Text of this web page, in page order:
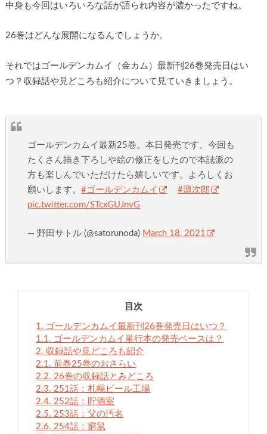
中身も今回はいろいろな話が語られ内容が濃かったですね。
26巻はどんな展開になるんでしょうか。
それではゴールデンカムイ（金カム）最新刊26巻発売日はい
つ？収録話や見どころも紹介について見ていきましょう。
ゴールデンカムイ最新25巻。本日発売です。今回も
たくさん描き下ろしや絵の修正をしたので本誌派の
方も楽しんでいただけたら嬉しいです。よろしくお
願いします。#ゴールデンカムイ
#源次郎
pic.twitter.com/STcxGUJnvG
— 野田サトル (@satorunoda) March 18, 2021
目次
1. ゴールデンカムイ最新刊26巻発売日はいつ？
1.1. ゴールデンカムイ単行本の発売ペースは？
2. 収録話や見どころも紹介
2.1. 前巻25巻のおさらい
2.2. 26巻の収録話とみどころ
2.3. 251話：札幌ビール工場
2.4. 252話：貯酒室
2.5. 253話：父の汚名
2.6. 254話：窮鼠